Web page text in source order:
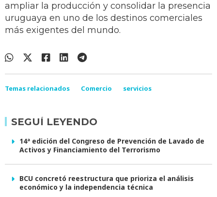
ampliar la producción y consolidar la presencia
uruguaya en uno de los destinos comerciales
más exigentes del mundo.
Temas relacionados Comercio servicios
SEGUÍ LEYENDO
14ª edición del Congreso de Prevención de Lavado de
Activos y Financiamiento del Terrorismo
BCU concretó reestructura que prioriza el análisis
económico y la independencia técnica